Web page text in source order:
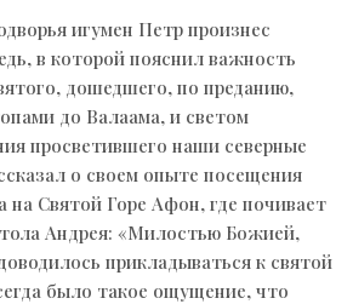
игумен Петр произнес
в которой пояснил важность
дошедшего, по преданию,
до Валаама, и светом
просветившего наши северные
о своем опыте посещения
на Святой Горе Афон, где почивает
Андрея: «Милостью Божией,
прикладываться к святой
было такое ощущение, что